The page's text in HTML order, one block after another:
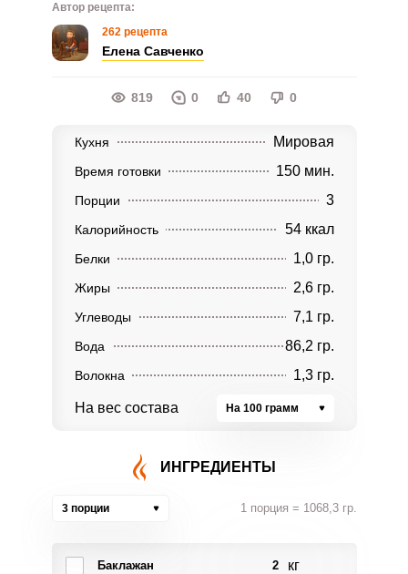
Автор рецепта:
262 рецепта
Елена Савченко
819 0 40 0
Кухня Мировая
Время готовки 150 мин.
Порции 3
Калорийность 54 ккал
Белки 1,0 гр.
Жиры 2,6 гр.
Углеводы 7,1 гр.
Вода 86,2 гр.
Волокна 1,3 гр.
На вес состава На 100 грамм
ИНГРЕДИЕНТЫ
3 порции 1 порция = 1068,3 гр.
Баклажан 2 кг